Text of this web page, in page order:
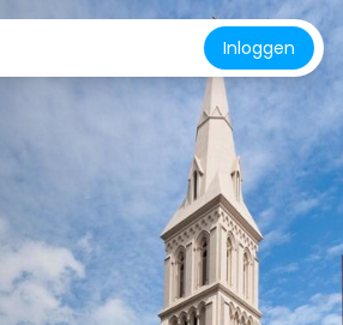
Inloggen